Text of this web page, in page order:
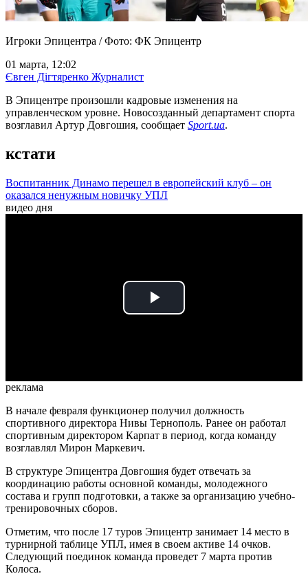
Игроки Эпицентра / Фото: ФК Эпицентр
01 марта, 12:02
Євген Дігтяренко Журналист
В Эпицентре произошли кадровые изменения на
управленческом уровне. Новосозданный департамент спорта
возглавил Артур Довгошия, сообщает Sport.ua.
кстати
Воспитанник Динамо перешел в европейский клуб – он
оказался ненужным новичку УПЛ
видео дня
Play
реклама
В начале февраля функционер получил должность
спортивного директора Нивы Тернополь. Ранее он работал
спортивным директором Карпат в период, когда команду
возглавлял Мирон Маркевич.
В структуре Эпицентра Довгошия будет отвечать за
координацию работы основной команды, молодежного
состава и групп подготовки, а также за организацию учебно-
тренировочных сборов.
Отметим, что после 17 туров Эпицентр занимает 14 место в
турнирной таблице УПЛ, имея в своем активе 14 очков.
Следующий поединок команда проведет 7 марта против
Колоса.